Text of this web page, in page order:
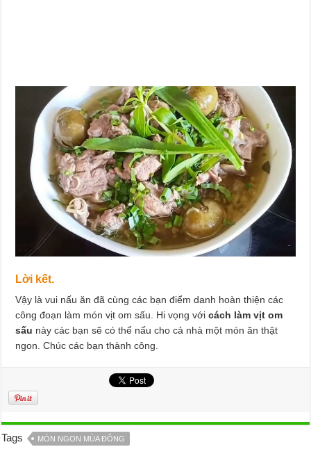
Lời kết.
Vậy là vui nấu ăn đã cùng các bạn điểm danh hoàn thiện các
công đoạn làm món vịt om sấu. Hi vọng vớicách làm vịt om
sấu này các bạn sẽ có thể nấu cho cả nhà một món ăn thật
ngon. Chúc các bạn thành công.
Tags MÓN NGON MÙA ĐÔNG